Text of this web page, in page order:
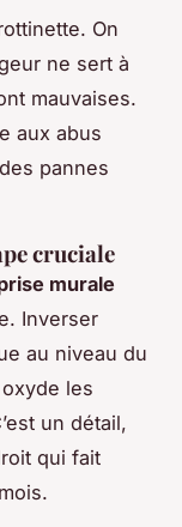
On
ne sert à
mauvaises.
aux abus
pannes
cruciale
murale
Inverser
au niveau du
les
un détail,
qui fait